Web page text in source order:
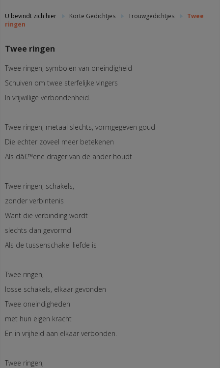
U bevindt zich hier Korte Gedichtjes Trouwgedichtjes
Twee
ringen
Twee ringen
Twee ringen, symbolen van oneindigheid
Schuiven om twee sterfelijke vingers
In vrijwillige verbondenheid.
Twee ringen, metaal slechts, vormgegeven goud
Die echter zoveel meer betekenen
Als dâ€™ene drager van de ander houdt
Twee ringen, schakels,
zonder verbintenis
Want die verbinding wordt
slechts dan gevormd
Als de tussenschakel liefde is
Twee ringen,
losse schakels, elkaar gevonden
Twee oneindigheden
met hun eigen kracht
En in vrijheid aan elkaar verbonden.
Twee ringen,